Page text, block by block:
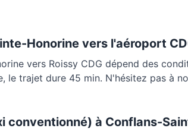
Honorine vers l'aéroport
vers Roissy CDG dépend des
le trajet dure 45 min. N'hésitez pas à
conventionné) à Conflans-